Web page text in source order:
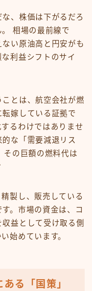
な、株価は下がるだろ
相場の最前線で
い原油高と円安がも
利益シフトのサイ
とは、航空会社が燃
嫁している証拠で
るわけではありませ
な「需要減退リス
その巨額の燃料代は
製し、販売している
。市場の資金は、コ
益として受け取る側
始めています。
る「国策」